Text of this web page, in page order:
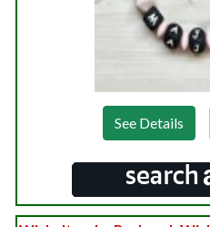
See Details